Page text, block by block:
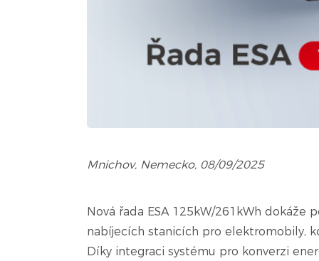
Mnichov, Nemecko, 08/09/2025
Nová řada ESA 125kW/261kWh
nabíjecích stanicích pro elektromobily,
Díky integraci systému pro konverzi